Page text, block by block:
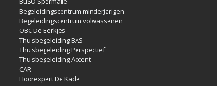
Begeleidingscentrum minderjarigen
Begeleidingscentrum volwassenen
OBC De Berkjes
Thuisbegeleiding BAS
Thuisbegeleiding Perspectief
Thuisbegeleiding Accent
CAR
Hoorexpert De Kade